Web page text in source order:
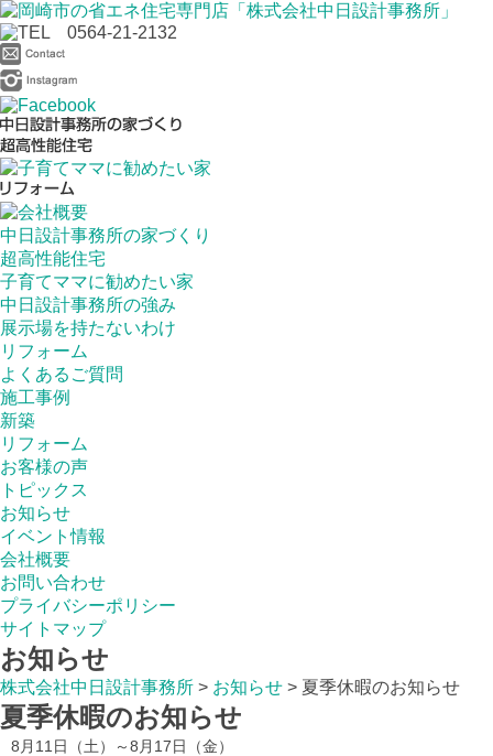
中日設計事務所の家づくり
超高性能住宅
子育てママに勧めたい家
中日設計事務所の強み
展示場を持たないわけ
リフォーム
よくあるご質問
施工事例
新築
リフォーム
お客様の声
トピックス
お知らせ
イベント情報
会社概要
お問い合わせ
プライバシーポリシー
サイトマップ
お知らせ
株式会社中日設計事務所 > お知らせ > 夏季休暇のお知らせ
夏季休暇のお知らせ
8月11日（土）～8月17日（金）